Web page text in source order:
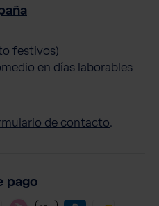
festivos)
en días laborables
de contacto.
pago